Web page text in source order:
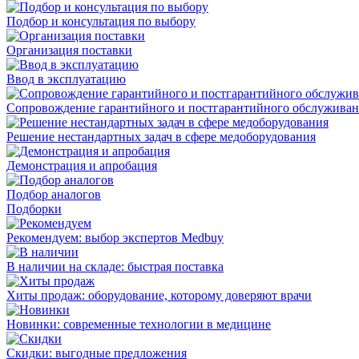
Подбор и консультация по выбору
Организация поставки
Ввод в эксплуатацию
Сопровождение гарантийного и постгарантийного
Решение нестандартных задач в сфере медоборудования
Демонстрация и апробация
Подбор аналогов
Подборки
Рекомендуем: выбор экспертов Medbuy
В наличии на складе: быстрая поставка
Хиты продаж: оборудование, которому доверяют врачи
Новинки: современные технологии в медицине
Скидки: выгодные предложения